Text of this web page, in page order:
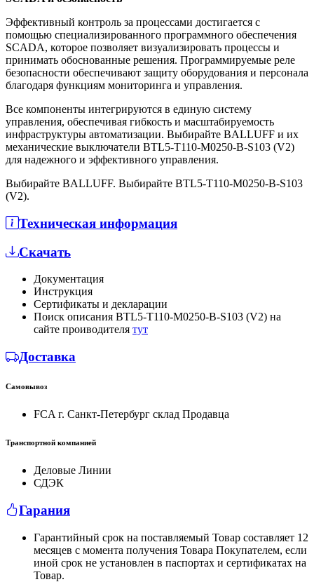
Эффективный контроль за процессами достигается с
помощью специализированного программного обеспечения
SCADA, которое позволяет визуализировать процессы и
принимать обоснованные решения. Программируемые реле
безопасности обеспечивают защиту оборудования и персонала
благодаря функциям мониторинга и управления.
Все компоненты интегрируются в единую систему
управления, обеспечивая гибкость и масштабируемость
инфраструктуры автоматизации. Выбирайте BALLUFF и их
механические выключатели BTL5-T110-M0250-B-S103 (V2)
для надежного и эффективного управления.
Выбирайте BALLUFF. Выбирайте BTL5-T110-M0250-B-S103
(V2).
Техническая информация
Скачать
Документация
Инструкция
Сертификаты и декларации
Поиск описания BTL5-T110-M0250-B-S103 (V2) на
сайте проиводителя тут
Доставка
Самовывоз
FCA г. Санкт-Петербург склад Продавца
Транспортной компанией
Деловые Линии
СДЭК
Гарания
Гарантийный срок на поставляемый Товар составляет 12
месяцев с момента получения Товара Покупателем, если
иной срок не установлен в паспортах и сертификатах на
Товар.